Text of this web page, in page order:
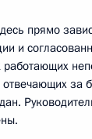
прямо
и
работающих
за